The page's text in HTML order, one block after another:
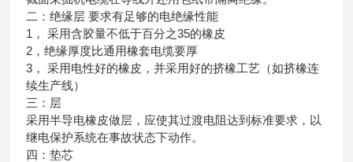
二：绝缘层 要求有足够的电绝缘性能
1， 采用含胶量不低于百分之35的橡皮
2，绝缘厚度比通用橡套电缆要厚
3， 采用电性好的橡皮，并采用好的挤橡工艺（如挤橡连
续生产线）
三：层
采用半导电橡皮做层，应使其过渡电阻达到标准要求，以
继电保护系统在事故状态下动作。
四：垫芯